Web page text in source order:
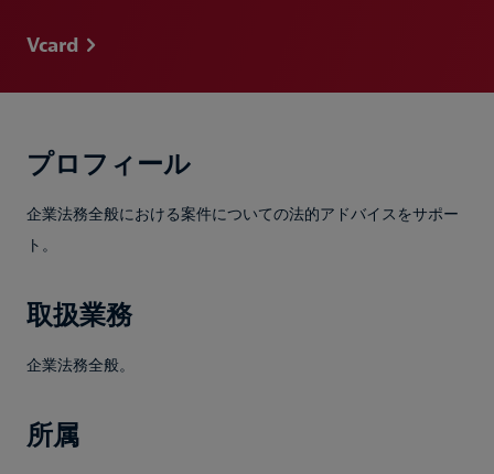
Vcard
プロフィール
企業法務全般における案件についての法的アドバイスをサポー
ト。
取扱業務
企業法務全般。
所属